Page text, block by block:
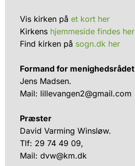
Vis kirken på et kort her
Kirkens hjemmeside findes her
Find kirken på sogn.dk her
Formand for menighedsrådet
Jens Madsen.
Mail: lillevangen2@gmail.com
Præster
David Varming Winsløw.
Tlf: 29 74 49 09,
Mail: dvw@km.dk